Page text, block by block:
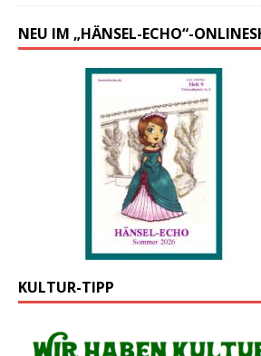
NEU IM „HÄNSEL-ECHO“-
KULTUR-TIPP